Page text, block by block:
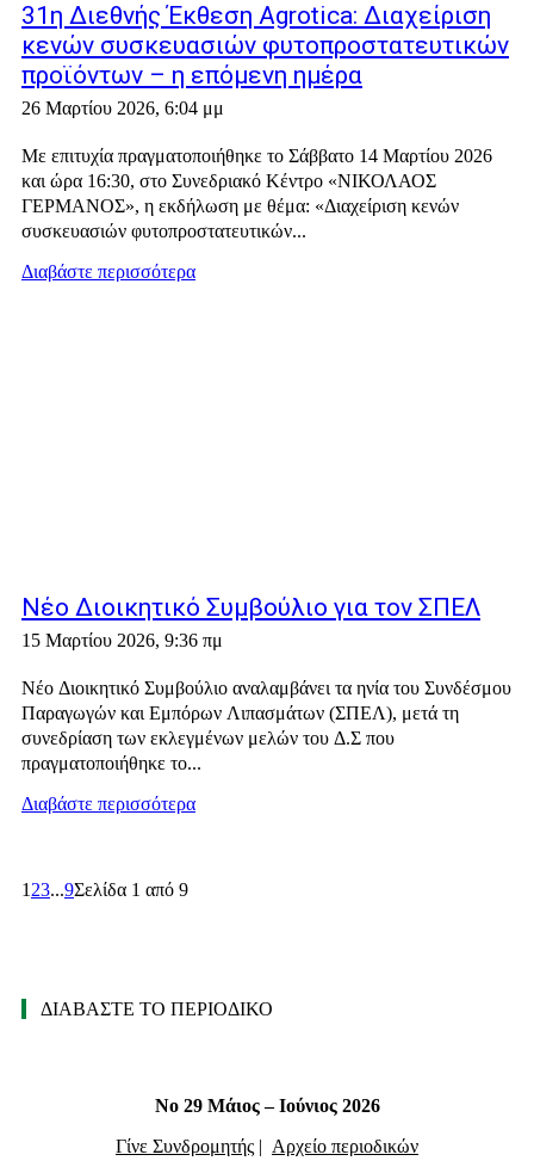
31η Διεθνής Έκθεση Agrotica: Διαχείριση
κενών συσκευασιών φυτοπροστατευτικών
προϊόντων – η επόμενη ημέρα
26 Μαρτίου 2026, 6:04 μμ
Με επιτυχία πραγματοποιήθηκε το Σάββατο 14 Μαρτίου 2026
και ώρα 16:30, στο Συνεδριακό Κέντρο «ΝΙΚΟΛΑΟΣ
ΓΕΡΜΑΝΟΣ», η εκδήλωση με θέμα: «Διαχείριση κενών
συσκευασιών φυτοπροστατευτικών...
Διαβάστε περισσότερα
Νέο Διοικητικό Συμβούλιο για τον ΣΠΕΛ
15 Μαρτίου 2026, 9:36 πμ
Νέο Διοικητικό Συμβούλιο αναλαμβάνει τα ηνία του Συνδέσμου
Παραγωγών και Εμπόρων Λιπασμάτων (ΣΠΕΛ), μετά τη
συνεδρίαση των εκλεγμένων μελών του Δ.Σ που
πραγματοποιήθηκε το...
Διαβάστε περισσότερα
1 23...9Σελίδα 1 από 9
ΔΙΑΒΑΣΤΕ ΤΟ ΠΕΡΙΟΔΙΚΟ
Νο 29 Μάιος – Ιούνιος 2026
Γίνε Συνδρομητής | Αρχείο περιοδικών